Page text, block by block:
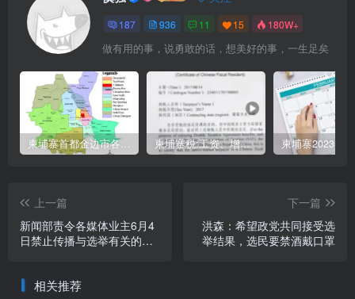
187 936 11 15 180W+
做有用的事，说勇敢的话，想美好的事，一生足矣
柬埔寨首都金边市各区与分区名称分布 柬埔寨税:工资、增值、预扣、利润、专利、产业、注册税
上一篇
新闻部责令各媒体业主6月4
日禁止传播与选举有关的宣
下一篇
洪森：希望政党共同接受选
举结果，选民要禁酒戴口罩
相关推荐